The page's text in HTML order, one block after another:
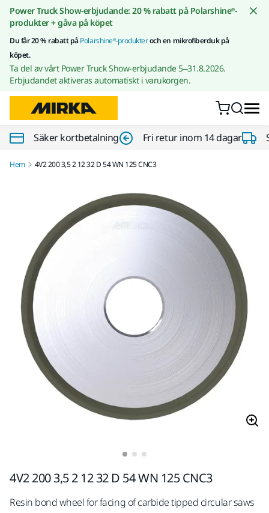
Gå till innehållet
Power Truck Show-erbjudande: 20 % rabatt på Polarshine®-
produkter + gåva på köpet
Du får 20 % rabatt påPolarshine®-produkteroch en mikrofiberduk på
köpet.
Ta del av vårt Power Truck Show-erbjudande 5–31.8.2026.
Erbjudandet aktiveras automatiskt i varukorgen.
Säker kortbetalning Fri retur inom 14 dagar
Hem 4V2 200 3,5 2 12 32 D 54 WN 125 CNC3
4V2 200 3,5 2 12 32 D 54 WN 125 CNC3
Resin bond wheel for facing of carbide tipped circular saws